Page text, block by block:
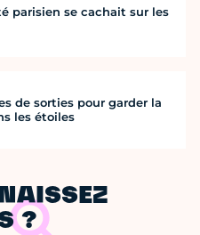
parisien se cachait sur les
de sorties pour garder la
les étoiles
?